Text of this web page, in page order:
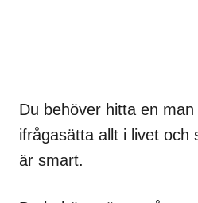
Du behöver hitta en
ifrågasätta allt i livet och
är smart.